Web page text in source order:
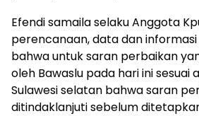
Efendi samaila selaku Anggota
perencanaan, data dan
bahwa untuk saran perbaikan
oleh Bawaslu pada hari ini sesuai
Sulawesi selatan bahwa saran
ditindaklanjuti sebelum